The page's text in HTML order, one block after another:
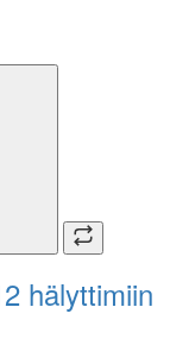
hälyttimiin